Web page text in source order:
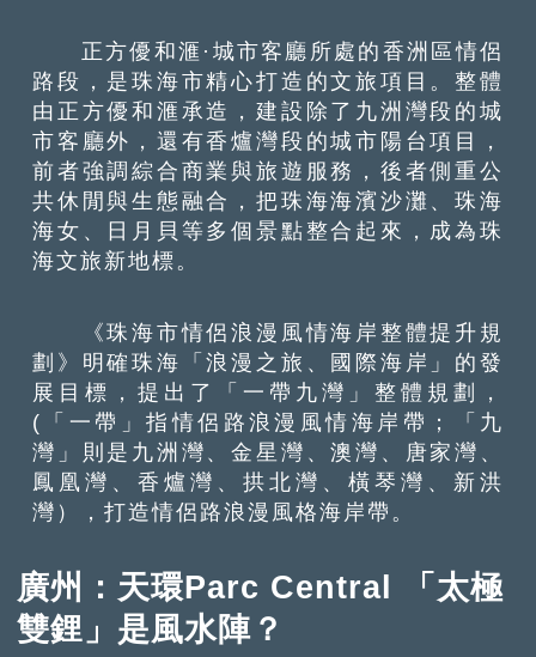
正方優和滙·城市客廳所處的香洲區情侶
路段，是珠海市精心打造的文旅項目。整體
由正方優和滙承造，建設除了九洲灣段的城
市客廳外，還有香爐灣段的城市陽台項目，
前者強調綜合商業與旅遊服務，後者側重公
共休閒與生態融合，把珠海海濱沙灘、珠海
海女、日月貝等多個景點整合起來，成為珠
海文旅新地標。
《珠海市情侶浪漫風情海岸整體提升規
劃》明確珠海「浪漫之旅、國際海岸」的發
展目標，提出了「一帶九灣」整體規劃，
(「一帶」指情侶路浪漫風情海岸帶；「九
灣」則是九洲灣、金星灣、澳灣、唐家灣、
鳳凰灣、香爐灣、拱北灣、橫琴灣、新洪
灣），打造情侶路浪漫風格海岸帶。
廣州：天環Parc Central 「太極
雙鋰」是風水陣？